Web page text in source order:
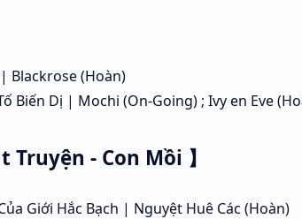
Blackrose (Hoàn)
Biến Dị | Mochi (On-Going) ; Ivy en Eve
Truyện - Con Mồi 】
Giới Hắc Bạch | Nguyệt Huê Các (Hoàn)